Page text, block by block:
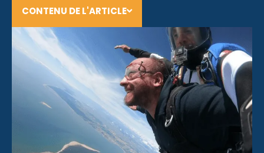
CONTENU DE L'ARTICLE